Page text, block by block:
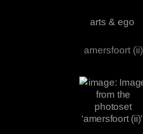
arts & ego
amersfoort (ii)